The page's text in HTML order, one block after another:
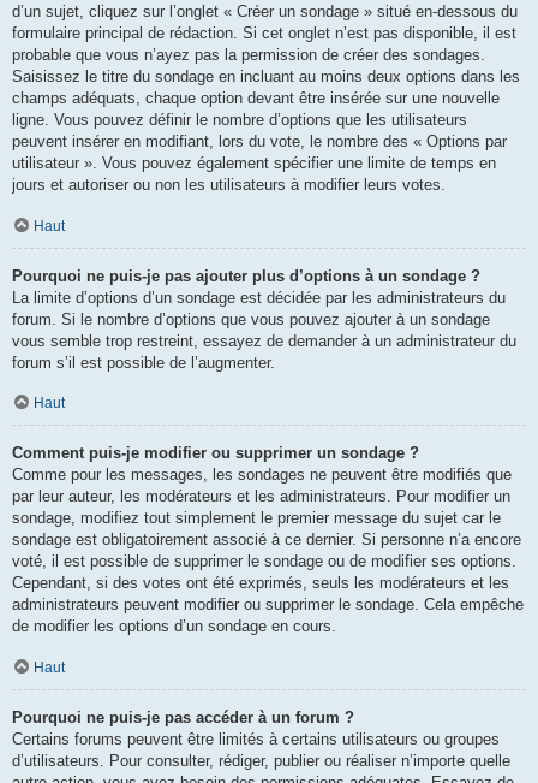
d’un sujet, cliquez sur l’onglet « Créer un sondage » situé en-dessous du
formulaire principal de rédaction. Si cet onglet n’est pas disponible, il est
probable que vous n’ayez pas la permission de créer des sondages.
Saisissez le titre du sondage en incluant au moins deux options dans les
champs adéquats, chaque option devant être insérée sur une nouvelle
ligne. Vous pouvez définir le nombre d’options que les utilisateurs
peuvent insérer en modifiant, lors du vote, le nombre des « Options par
utilisateur ». Vous pouvez également spécifier une limite de temps en
jours et autoriser ou non les utilisateurs à modifier leurs votes.
Haut
Pourquoi ne puis-je pas ajouter plus d’options à un sondage ?
La limite d’options d’un sondage est décidée par les administrateurs du
forum. Si le nombre d’options que vous pouvez ajouter à un sondage
vous semble trop restreint, essayez de demander à un administrateur du
forum s’il est possible de l’augmenter.
Haut
Comment puis-je modifier ou supprimer un sondage ?
Comme pour les messages, les sondages ne peuvent être modifiés que
par leur auteur, les modérateurs et les administrateurs. Pour modifier un
sondage, modifiez tout simplement le premier message du sujet car le
sondage est obligatoirement associé à ce dernier. Si personne n’a encore
voté, il est possible de supprimer le sondage ou de modifier ses options.
Cependant, si des votes ont été exprimés, seuls les modérateurs et les
administrateurs peuvent modifier ou supprimer le sondage. Cela empêche
de modifier les options d’un sondage en cours.
Haut
Pourquoi ne puis-je pas accéder à un forum ?
Certains forums peuvent être limités à certains utilisateurs ou groupes
d’utilisateurs. Pour consulter, rédiger, publier ou réaliser n’importe quelle